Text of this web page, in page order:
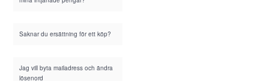
Saknar du ersättning för ett köp?
Jag vill byta mailadress och ändra
lösenord